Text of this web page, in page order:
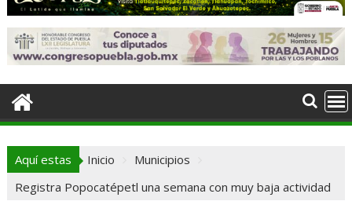
Aquí estas Inicio
Municipios
Registra Popocatépetl una semana con muy baja actividad